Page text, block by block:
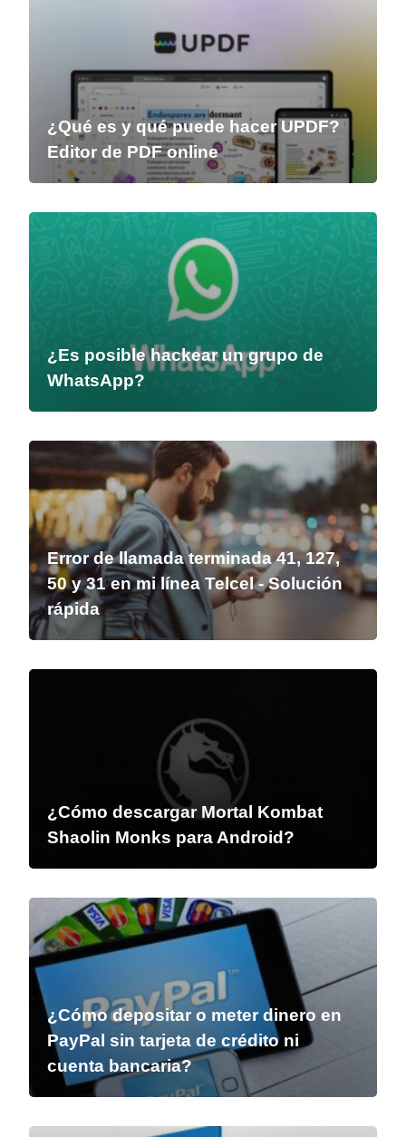
¿Qué es y qué puede hacer UPDF?
Editor de PDF online
¿Es posible hackear un grupo de
WhatsApp?
Error de llamada terminada 41, 127,
50 y 31 en mi línea Telcel - Solución
rápida
¿Cómo descargar Mortal Kombat
Shaolin Monks para Android?
¿Cómo depositar o meter dinero en
PayPal sin tarjeta de crédito ni
cuenta bancaria?